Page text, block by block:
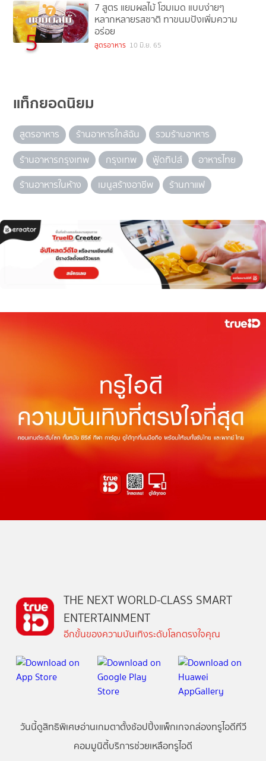
5
7 สูตร แยมผลไม้ โฮมเมด แบบง่ายๆ
หลากหลายรสชาติ ทาขนมปังเพิ่มความ
อร่อย
สูตรอาหาร 10 มิ.ย. 65
แท็กยอดนิยม
สูตรอาหาร ร้านอาหารใกล้ฉัน
รวมร้านอาหาร
ร้านอาหารกรุงเทพ
กรุงเทพ ฟู้ดทิปส์
อาหารไทย
ร้านอาหารในห้าง
เมนูสร้างอาชีพ ร้านกาแฟ
THE NEXT WORLD-CLASS SMART
ENTERTAINMENT
อีกขั้นของความบันเทิงระดับโลกตรงใจคุณ
วันนี้ดูสิทธิพิเศษอ่านเกมตาตั้งช้อปปิ้งแพ็กเกจกล่องทรูไอดีทีวี
คอมมูนิตี้บริการช่วยเหลือทรูไอดี